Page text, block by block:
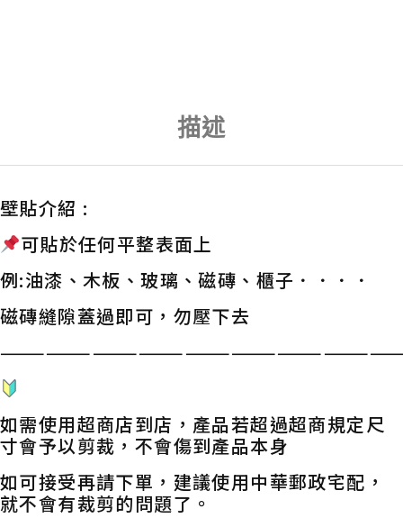
描述
壁貼介紹 :
可貼於任何平整表面上
例:油漆、木板、玻璃、磁磚、櫃子．．．．
磁磚縫隙蓋過即可，勿壓下去
如需使用超商店到店，產品若超過超商規定尺
寸會予以剪裁，不會傷到產品本身
如可接受再請下單，建議使用中華郵政宅配，
就不會有裁剪的問題了。